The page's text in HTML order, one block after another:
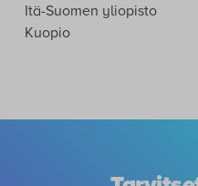
Itä-Suomen yliopisto
Kuopio